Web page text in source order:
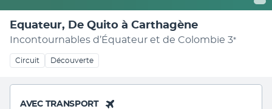
Equateur, De Quito à Carthagène
Incontournables d’Équateur et de Colombie 3*
Circuit Découverte
AVEC TRANSPORT